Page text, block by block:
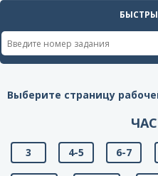
Выберите страницу
3 4-5 6-7